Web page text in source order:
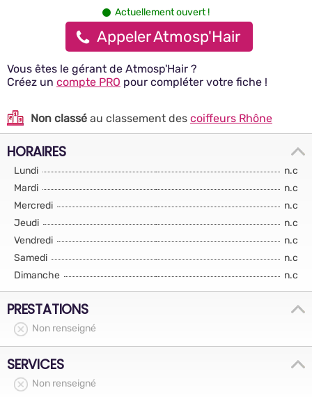
Actuellement ouvert !
Appeler Atmosp'Hair
Vous êtes le gérant de Atmosp'Hair ?
Créez un compte PRO pour compléter votre fiche !
Non classé au classement des coiffeurs Rhône
HORAIRES
Lundi
n.c
Mardi
n.c
Mercredi
n.c
Jeudi
n.c
Vendredi
n.c
Samedi
n.c
Dimanche
n.c
PRESTATIONS
Non renseigné
SERVICES
Non renseigné